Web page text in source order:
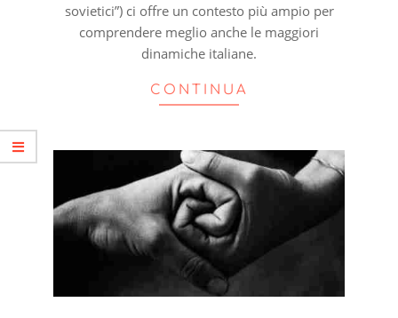
sovietici”) ci offre un contesto più ampio per
comprendere meglio anche le maggiori
dinamiche italiane.
CONTINUA